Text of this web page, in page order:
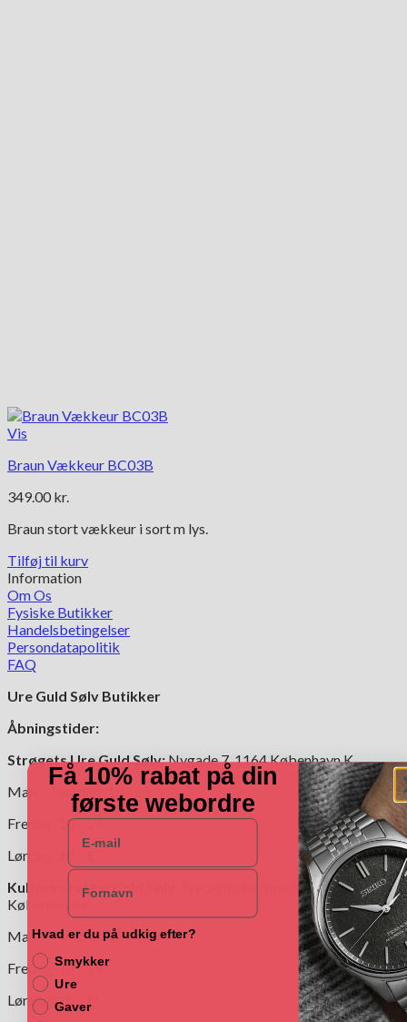
Vis
Braun Vækkeur BC03B
349.00 kr.
Braun stort vækkeur i sort m lys.
Tilføj til kurv
Information
Om Os
Fysiske Butikker
Handelsbetingelser
Persondatapolitik
FAQ
Ure Guld Sølv Butikker
Åbningstider:
Strøgets Ure Guld Sølv:Nygade 7, 1164 København K.
Man – Torsdag: 10 - 18
Fredag: 10 - 19
Lørdag: 10 - 17
Kultorvets Ure Guld Sølv:
Frederiksborggade 4,1360
København K.
Man – Torsdag: 10 - 18
Fredag: 10 - 19
Lørdag: 10 - 16
Få 10% rabat på din
første webordre
E-mail
Navn
Hvad er du på udkig efter?
Smykker
Ure
Gaver